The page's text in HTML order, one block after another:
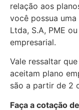
relação aos
você possua
Ltda, S.A, PME
empresarial.
Vale ressaltar
aceitam plano
são a partir de 2
Faça a cotação